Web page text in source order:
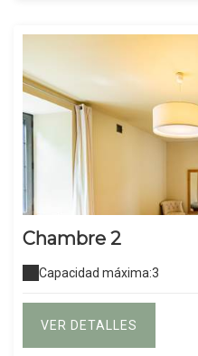
Chambre 2
Capacidad máxima:3
VER DETALLES